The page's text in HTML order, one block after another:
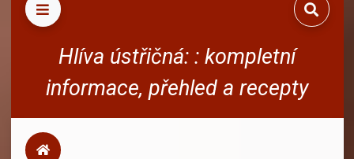
Hlíva ústřičná: : kompletní
informace, přehled a recepty
Úvod